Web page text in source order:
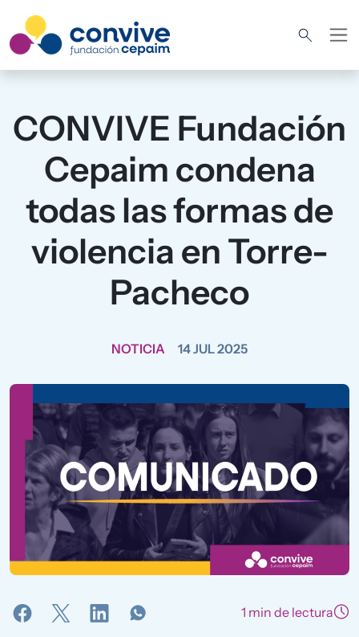
CONVIVE Fundación
Cepaim condena
todas las formas de
violencia en Torre-
Pacheco
NOTICIA 14 JUL 2025
1 min de lectura